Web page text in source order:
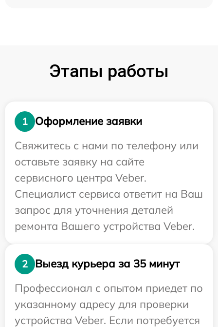
Этапы работы
1
Оформление заявки
Свяжитесь с нами по телефону или
оставьте заявку на сайте
сервисного центра Veber.
Специалист сервиса ответит на Ваш
запрос для уточнения деталей
ремонта Вашего устройства Veber.
2
Выезд курьера за 35 минут
Профессионал с опытом приедет по
указанному адресу для проверки
устройства Veber. Если потребуется